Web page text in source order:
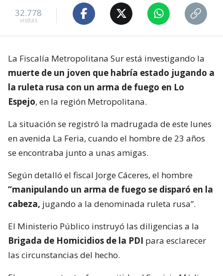
32.778
visitas
La Fiscalía Metropolitana Sur está investigando la
muerte de un joven que habría estado jugando a
la ruleta rusa con un arma de fuego en Lo
Espejo, en la región Metropolitana.
La situación se registró la madrugada de este lunes
en avenida La Feria, cuando el hombre de 23 años
se encontraba junto a unas amigas.
Según detalló el fiscal Jorge Cáceres, el hombre
“manipulando un arma de fuego se disparó en la
cabeza, jugando a la denominada ruleta rusa”.
El Ministerio Público instruyó las diligencias a la
Brigada de Homicidios de la PDI para esclarecer
las circunstancias del hecho.